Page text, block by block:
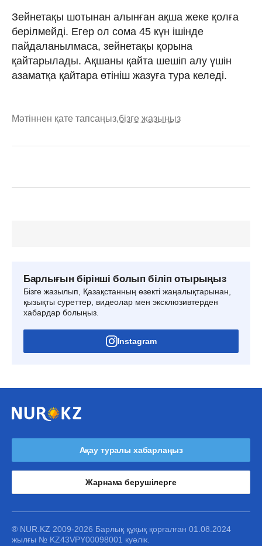
Зейнетақы шотынан алынған ақша жеке қолға
берілмейді. Егер ол сома 45 күн ішінде
пайдаланылмаса, зейнетақы қорына
қайтарылады. Ақшаны қайта шешіп алу үшін
азаматқа қайтара өтініш жазуға тура келеді.
Мәтіннен қате тапсаңыз,бізге жазыңыз
Барлығын бірінші болып біліп отырыңыз
Бізге жазылып, Қазақстанның өзекті жаңалықтарынан,
қызықты суреттер, видеолар мен эксклюзивтерден
хабардар болыңыз.
Instagram
Ақау туралы хабарлаңыз
Жарнама берушілерге
® NUR.KZ 2009-2026 Барлық құқық қорғалған 01.08.2024
жылғы № KZ43VPY00098001 куәлік.